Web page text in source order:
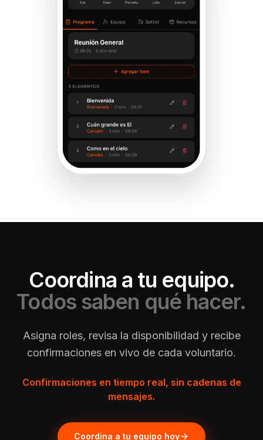
Coordina a tu equipo.
Todos saben qué hacer.
Asigna roles, revisa la disponibilidad y recibe
confirmaciones en vivo de cada voluntario.
Confirmaciones en tiempo real, sin cadenas de
mensajes.
Coordina a tu equipo hoy